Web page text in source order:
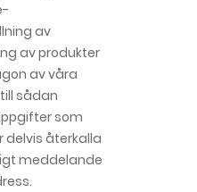
av
av produkter
av våra
sådan
som
delvis återkalla
meddelande